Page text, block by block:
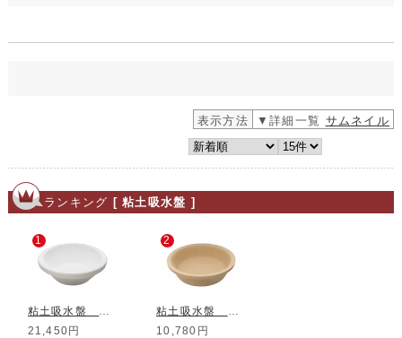
表示方法 ▼詳細一覧 サムネイル
ランキング [ 粘土吸水盤 ]
1
粘土吸水盤 石膏製
21,450円
2
粘土吸水盤 素焼製
10,780円